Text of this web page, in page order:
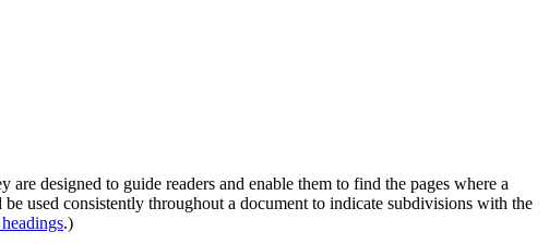
designed to guide readers and enable them to find the pages where a
used consistently throughout a document to indicate subdivisions with the
.)